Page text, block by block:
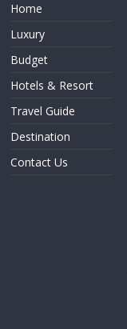
Home
Luxury
Budget
Hotels & Resort
Travel Guide
Destination
Contact Us